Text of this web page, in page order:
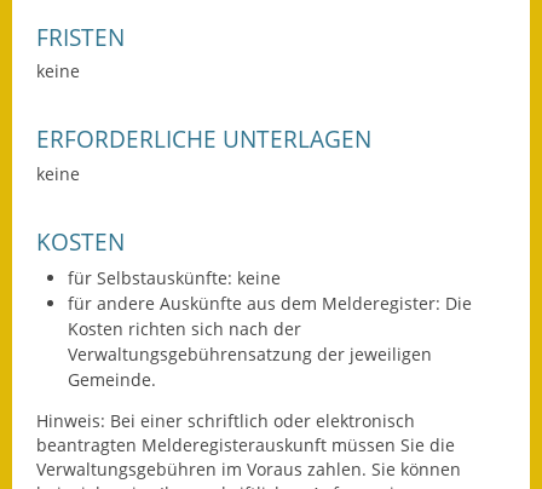
Haushaltspläne
Jahresabschlüsse
Wasserversorgung
Heiraten in Notzingen
FRISTEN
keine
ERFORDERLICHE UNTERLAGEN
keine
KOSTEN
für Selbstauskünfte: keine
für andere Auskünfte aus dem Melderegister: Die
Kosten richten sich nach der
Verwaltungsgebührensatzung der jeweiligen
Gemeinde.
Hinweis: Bei einer schriftlich oder elektronisch
beantragten Melderegisterauskunft müssen Sie die
Verwaltungsgebühren im Voraus zahlen. Sie können